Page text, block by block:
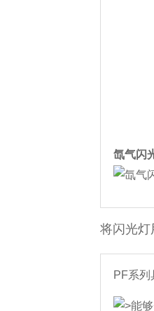
氙气闪
将闪光灯
PF系列